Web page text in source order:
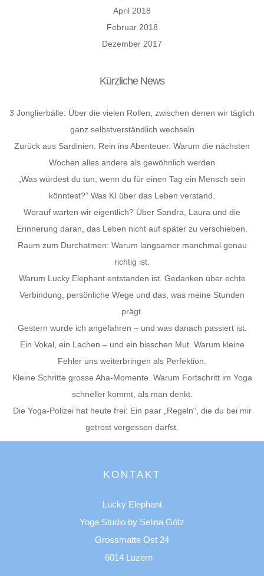
April 2018
Februar 2018
Dezember 2017
Kürzliche News
3 Jonglierbälle: Über die vielen Rollen, zwischen denen wir täglich
ganz selbstverständlich wechseln
Zurück aus Sardinien. Rein ins Abenteuer. Warum die nächsten
Wochen alles andere als gewöhnlich werden
„Was würdest du tun, wenn du für einen Tag ein Mensch sein
könntest?“ Was KI über das Leben verstand.
Worauf warten wir eigentlich? Über Sandra, Laura und die
Erinnerung daran, das Leben nicht auf später zu verschieben.
Raum zum Durchatmen: Warum langsamer manchmal genau
richtig ist.
Warum Lucky Elephant entstanden ist. Gedanken über echte
Verbindung, persönliche Wege und das, was meine Stunden
prägt.
Gestern wurde ich angefahren – und was danach passiert ist.
Ein Vokal, ein Lachen – und ein bisschen Mut. Warum kleine
Fehler uns weiterbringen als Perfektion.
Kleine Schritte grosse Aha-Momente. Warum Fortschritt im Yoga
schneller kommt, als man denkt.
Die Yoga-Polizei hat heute frei: Ein paar „Regeln“, die du bei mir
getrost vergessen darfst.
KONTAKT
Lucky Elephant
Yoga Studio by Selina Götz
Grossmatte Ost 24
6014 Luzern